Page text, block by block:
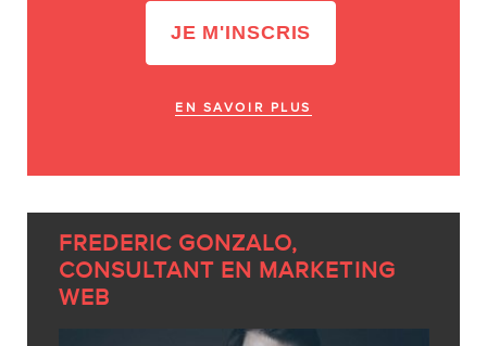
EN SAVOIR PLUS
FREDERIC GONZALO,
CONSULTANT EN MARKETING
WEB